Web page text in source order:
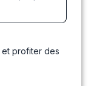
profiter des